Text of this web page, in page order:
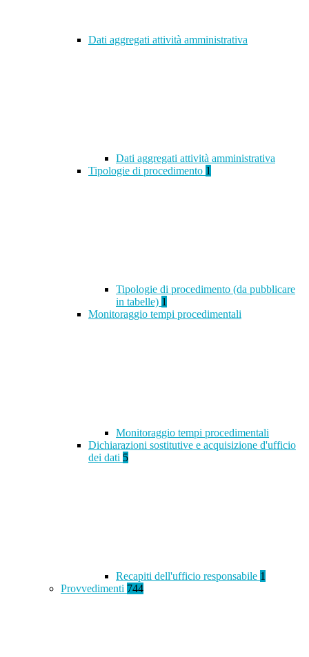
Dati aggregati attività amministrativa
Dati aggregati attività amministrativa
Tipologie di procedimento 1
Tipologie di procedimento (da pubblicare
in tabelle) 1
Monitoraggio tempi procedimentali
Monitoraggio tempi procedimentali
Dichiarazioni sostitutive e acquisizione d'ufficio
dei dati 5
Recapiti dell'ufficio responsabile 1
Provvedimenti 744